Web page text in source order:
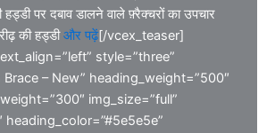
पर दबाव डालने वाले फ़्रैक्चरों का उपचार
की हड्डीऔर पढ़ें[/vcex_teaser]
style=”three”
Brace – New” heading_weight=”500″
img_size=”full”
heading_color=”#5e5e5e”